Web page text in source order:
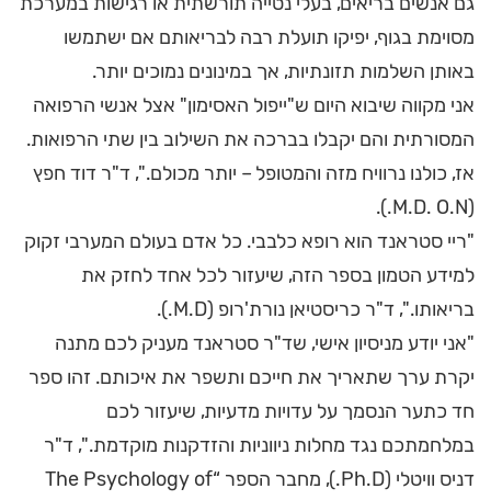
מסוימת בגוף, יפיקו תועלת רבה לבריאותם אם ישתמשו
באותן השלמות תזונתיות, אך במינונים נמוכים יותר.
אני מקווה שיבוא היום ש"ייפול האסימון" אצל אנשי הרפואה
המסורתית והם יקבלו בברכה את השילוב בין שתי הרפואות.
אז, כולנו נרוויח מזה והמטופל – יותר מכולם.", ד"ר דוד חפץ
(M.D. O.N.).
"ריי סטראנד הוא רופא כלבבי. כל אדם בעולם המערבי זקוק
למידע הטמון בספר הזה, שיעזור לכל אחד לחזק את
בריאותו.", ד"ר כריסטיאן נורת'רופ (M.D.).
"אני יודע מניסיון אישי, שד"ר סטראנד מעניק לכם מתנה
יקרת ערך שתאריך את חייכם ותשפר את איכותם. זהו ספר
חד כתער הנסמך על עדויות מדעיות, שיעזור לכם
במלחמתכם נגד מחלות ניווניות והזדקנות מוקדמת.", ד"ר
דניס וויטלי (Ph.D.), מחבר הספר “The Psychology of